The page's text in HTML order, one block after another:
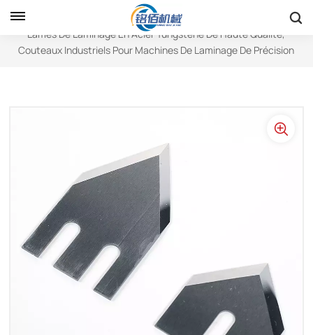
Lames De Forme Spéciale
Lames De Laminage En Acier Tungstène De Haute Qualité,
Couteaux Industriels Pour Machines De Laminage De Précision